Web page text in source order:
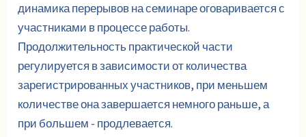
динамика перерывов на семинаре оговаривается с
участниками в процессе работы.
Продолжительность практической части
регулируется в зависимости от количества
зарегистрированных участников, при меньшем
количестве она завершается немного раньше, а
при большем - продлевается.